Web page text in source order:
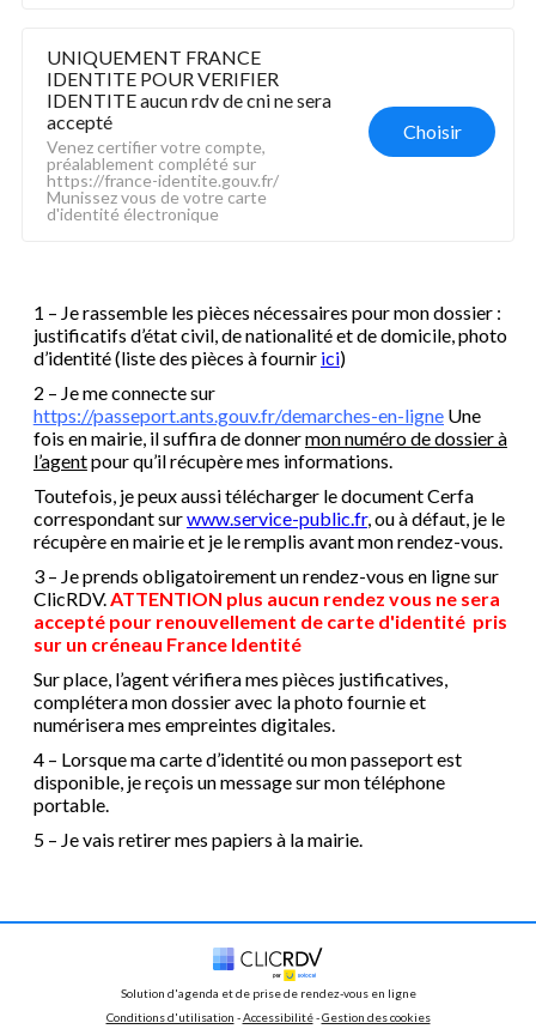
Choisir
UNIQUEMENT FRANCE
IDENTITE POUR VERIFIER
IDENTITE aucun rdv de cni ne sera
accepté
Venez certifier votre compte,
préalablement complété sur
https://france-identite.gouv.fr/
Munissez vous de votre carte
d'identité électronique
1 – Je rassemble les pièces nécessaires pour mon dossier :
justificatifs d’état civil, de nationalité et de domicile, photo
d’identité (liste des pièces à fournir ici)
2 – Je me connecte sur
https://passeport.ants.gouv.fr/demarches-en-ligneUne
fois en mairie, il suffira de donnermon numéro de dossier à
l’agentpour qu’il récupère mes informations.
Toutefois, je peux aussi télécharger le document Cerfa
correspondant surwww.service-public.fr, ou à défaut, je le
récupère en mairie et je le remplis avant mon rendez-vous.
3 – Je prends obligatoirement un rendez-vous en ligne sur
ClicRDV.ATTENTION plus aucun rendez vous ne sera
accepté pour renouvellement de carte d'identité pris
sur un créneau France Identité
Sur place, l’agent vérifiera mes pièces justificatives,
complétera mon dossier avec la photo fournie et
numérisera mes empreintes digitales.
4 – Lorsque ma carte d’identité ou mon passeport est
disponible, je reçois un message sur mon téléphone
portable.
5 – Je vais retirer mes papiers à la mairie.
Solution d'agenda et de prise de rendez-vous en ligne
Conditions d'utilisation - Accessibilité - Gestion des cookies